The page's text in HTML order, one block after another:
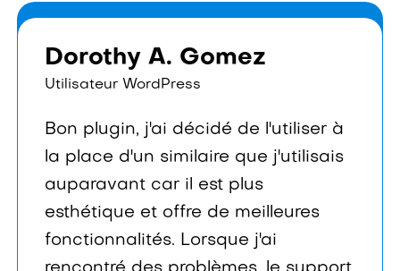
Dorothy A. Gomez
Utilisateur WordPress
Bon plugin, j'ai décidé de l'utiliser à
la place d'un similaire que j'utilisais
auparavant car il est plus
esthétique et offre de meilleures
fonctionnalités. Lorsque j'ai